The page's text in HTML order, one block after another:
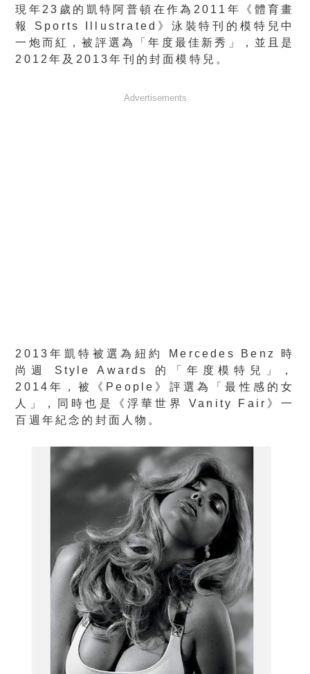
現年23歲的凱特阿普頓在作為2011年《體育畫
報 Sports Illustrated》泳裝特刊的模特兒中
一炮而紅，被評選為「年度最佳新秀」，並且是
2012年及2013年刊的封面模特兒。
Advertisements
2013年凱特被選為紐約 Mercedes Benz 時
尚週 Style Awards 的「年度模特兒」，
2014年，被《People》評選為「最性感的女
人」，同時也是《浮華世界 Vanity Fair》一
百週年紀念的封面人物。